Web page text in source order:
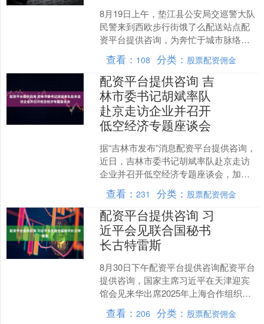
8月19日上午，垫江县公安局交巡警大队
民警来到西欧步行街饿了么配送站点配
资平台提供咨询，为奔忙于城市脉络间
的外卖骑手们送上了一场兼具实用与温
情的交通安全宣传教育....
查看： 108 分类： 股票配资佣金
配资平台提供咨询 吉
林市委书记胡斌率队
赴京走访企业并召开
低空经济专题座谈会
据“吉林市发布”消息配资平台提供咨询，
近日，吉林市委书记胡斌率队赴京走访
企业并召开低空经济专题座谈会，加快
推动项目建设配资平台提供咨询，探讨
深度合作发展。胡斌与....
查看：231 分类： 股票配资佣金
配资平台提供咨询 习
近平会见联合国秘书
长古特雷斯
8月30日下午配资平台提供咨询配资平台
提供咨询，国家主席习近平在天津迎宾
馆会见来华出席2025年上海合作组织峰
会的联合国秘书长古特雷斯。....
查看：206 分类： 股票配资佣金